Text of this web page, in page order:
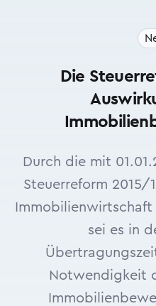
Die
Durch die mit
Steuerreform 2015/
sei es in
Notwendigkeit